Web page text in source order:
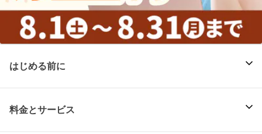
はじめる前に
料金とサービス